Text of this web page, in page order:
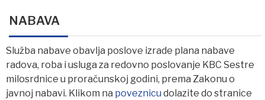
NABAVA
Služba nabave obavlja poslove izrade plana nabave
radova, roba i usluga za redovno poslovanje KBC Sestre
milosrdnice u proračunskoj godini, prema Zakonu o
javnoj nabavi. Klikom na poveznicu dolazite do stranice